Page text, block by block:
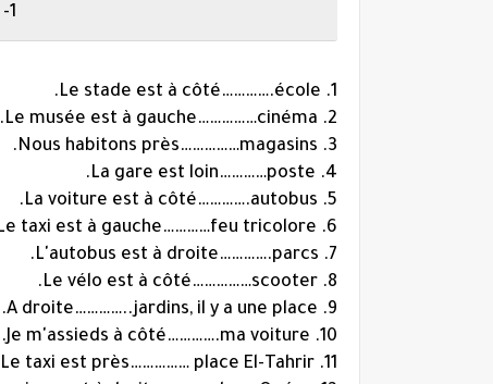
1- Remplace les points par (du - de la - de l' - des - de):
1.
Le stade est à côté………….école.
2.
Le musée est à gauche……………cinéma.
3.
Nous habitons près……………magasins.
4.
La gare est loin…………poste.
5.
La voiture est à côté………….autobus.
6.
taxi est à gauche…………feu tricolore.
7.
L'autobus est à droite………….parcs.
8.
Le vélo est à côté……………scooter.
9.
A droite…………..jardins, il y a une place.
10.
Je m'assieds à côté………….ma voiture.
11.
Le taxi est près…………… place El-Tahrir.